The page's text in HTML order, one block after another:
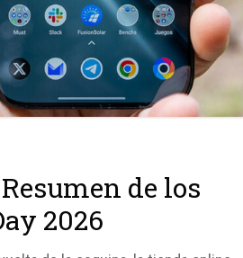
de los
2026